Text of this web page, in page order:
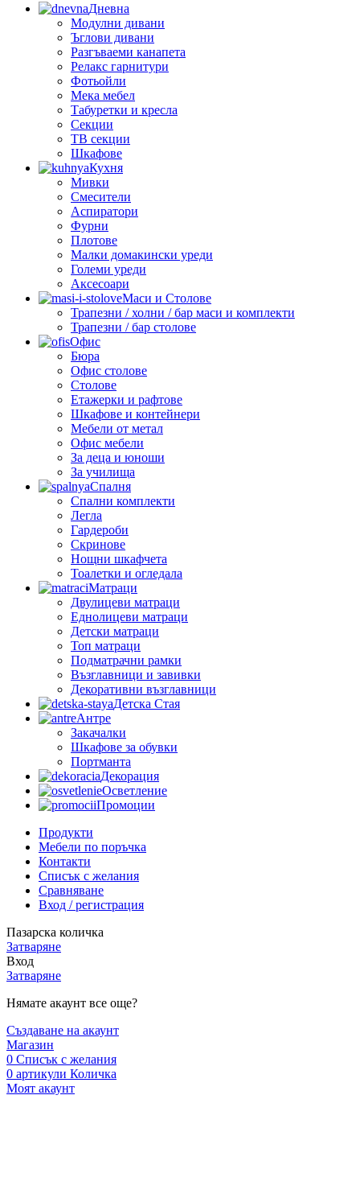
Дневна
Модулни дивани
Ъглови дивани
Разгъваеми канапета
Релакс гарнитури
Фотьойли
Мека мебел
Табуретки и кресла
Секции
ТВ секции
Шкафове
Кухня
Мивки
Смесители
Аспиратори
Фурни
Плотове
Малки домакински уреди
Големи уреди
Аксесоари
Маси и Столове
Трапезни / холни / бар маси и комплекти
Трапезни / бар столове
Офис
Бюра
Офис столове
Столове
Етажерки и рафтове
Шкафове и контейнери
Мебели от метал
Офис мебели
За деца и юноши
За училища
Спалня
Спални комплекти
Легла
Гардероби
Скринове
Нощни шкафчета
Тоалетки и огледала
Матраци
Двулицеви матраци
Еднолицеви матраци
Детски матраци
Топ матраци
Подматрачни рамки
Възглавници и завивки
Декоративни възглавници
Детска Стая
Антре
Закачалки
Шкафове за обувки
Портманта
Декорация
Осветление
Промоции
Продукти
Мебели по поръчка
Контакти
Списък с желания
Сравняване
Вход / регистрация
Пазарска количка
Затваряне
Вход
Затваряне
Нямате акаунт все още?
Създаване на акаунт
Магазин
0 Списък с желания
0 артикули Количка
Моят акаунт